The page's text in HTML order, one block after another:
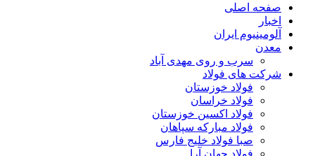
صفحه اصلی
اخبار
آلومینیوم ایران
معدن
سرب و روی مهدی آباد
شرکت های فولاد
فولاد خوزستان
فولاد خراسان
فولاد اکسین خوزستان
فولاد مبارکه سپاهان
صبا فولاد خلیج فارس
فولاد جهان آرا